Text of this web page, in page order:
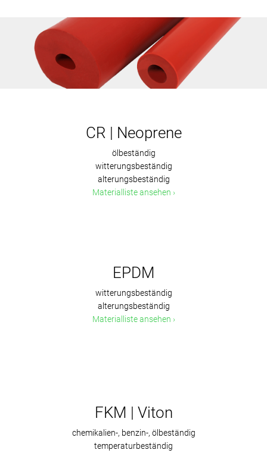
CR | Neoprene
ölbeständig
witterungsbeständig
alterungsbeständig
Materialliste ansehen
EPDM
witterungsbeständig
alterungsbeständig
Materialliste ansehen
FKM | Viton
chemikalien-, benzin-, ölbeständig
temperaturbeständig